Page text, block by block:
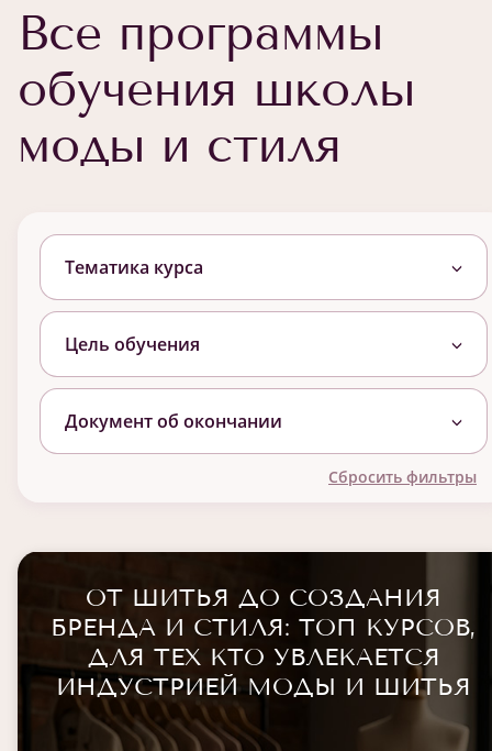
Все программы
обучения школы
моды и стиля
Тематика курса
Цель обучения
Документ об окончании
Сбросить фильтры
ОТ ШИТЬЯ ДО СОЗДАНИЯ
БРЕНДА И СТИЛЯ: ТОП КУРСОВ,
ДЛЯ ТЕХ КТО УВЛЕКАЕТСЯ
ИНДУСТРИЕЙ МОДЫ И ШИТЬЯ